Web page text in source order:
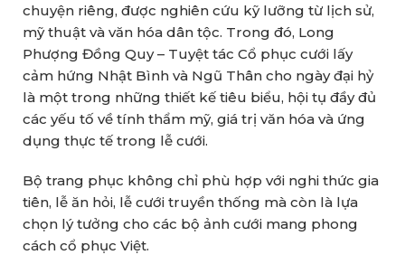
chuyện riêng, được nghiên cứu kỹ lưỡng từ lịch sử,
mỹ thuật và văn hóa dân tộc. Trong đó, Long
Phượng Đồng Quy – Tuyệt tác Cổ phục cưới lấy
cảm hứng Nhật Bình và Ngũ Thân cho ngày đại hỷ
là một trong những thiết kế tiêu biểu, hội tụ đầy đủ
các yếu tố về tính thẩm mỹ, giá trị văn hóa và ứng
dụng thực tế trong lễ cưới.
Bộ trang phục không chỉ phù hợp với nghi thức gia
tiên, lễ ăn hỏi, lễ cưới truyền thống mà còn là lựa
chọn lý tưởng cho các bộ ảnh cưới mang phong
cách cổ phục Việt.